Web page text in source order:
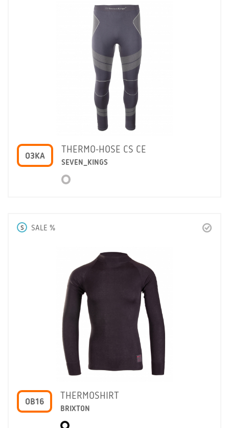
O3KA
THERMO-HOSE CS CE
SEVEN_KINGS
S SALE %
OB16
THERMOSHIRT
BRIXTON